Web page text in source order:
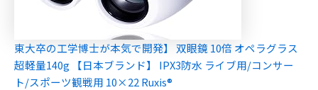
東大卒の工学博士が本気で開発】 双眼鏡 10倍 オペラグラス
超軽量140g 【日本ブランド】 IPX3防水 ライブ用/コンサー
ト/スポーツ観戦用 10×22 Ruxis®